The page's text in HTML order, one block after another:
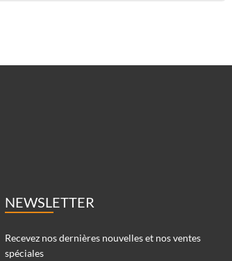
NEWSLETTER
Recevez nos dernières nouvelles et nos ventes
spéciales